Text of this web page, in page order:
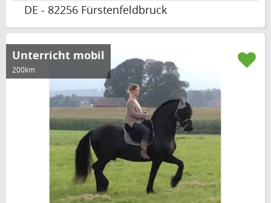
DE - 82256 Fürstenfeldbruck
Unterricht mobil
200km